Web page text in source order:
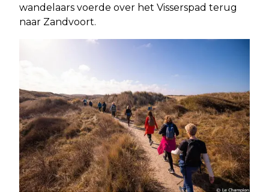
wandelaars voerde over het Visserspad terug
naar Zandvoort.